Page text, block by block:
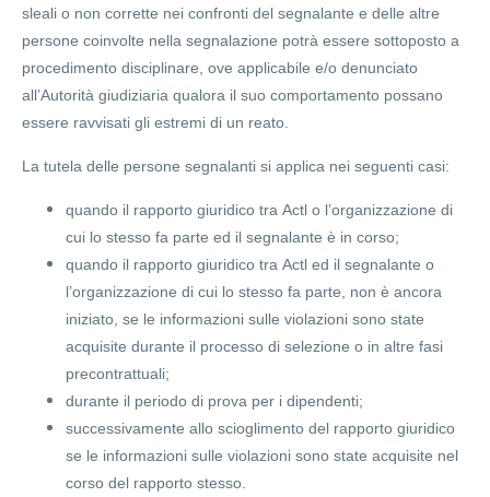
sleali o non corrette nei confronti del segnalante e delle altre
persone coinvolte nella segnalazione potrà essere sottoposto a
procedimento disciplinare, ove applicabile e/o denunciato
all’Autorità giudiziaria qualora il suo comportamento possano
essere ravvisati gli estremi di un reato.
La tutela delle persone segnalanti si applica nei seguenti casi:
quando il rapporto giuridico tra Actl o l’organizzazione di
cui lo stesso fa parte ed il segnalante è in corso;
quando il rapporto giuridico tra Actl ed il segnalante o
l’organizzazione di cui lo stesso fa parte, non è ancora
iniziato, se le informazioni sulle violazioni sono state
acquisite durante il processo di selezione o in altre fasi
precontrattuali;
durante il periodo di prova per i dipendenti;
successivamente allo scioglimento del rapporto giuridico
se le informazioni sulle violazioni sono state acquisite nel
corso del rapporto stesso.